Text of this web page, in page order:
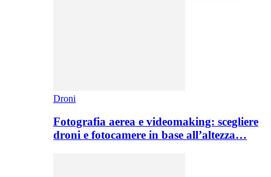
Droni
Fotografia aerea e videomaking: scegliere
droni e fotocamere in base all’altezza…